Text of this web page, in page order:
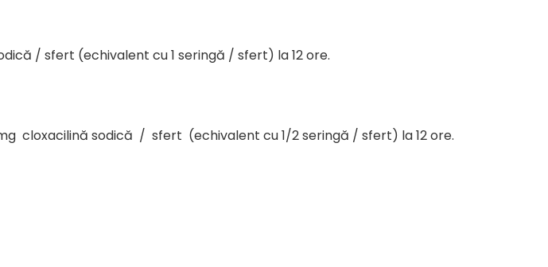
/ sfert (echivalent cu 1 seringă / sfert) la 12 ore.
sodică / sfert (echivalent cu 1/2 seringă / sfert) la 12 ore.